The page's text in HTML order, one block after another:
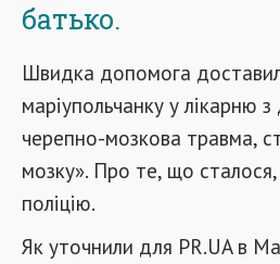
батько.
Швидка допомога
маріупольчанку у лікарню
черепно-мозкова травма,
мозку». Про те, що
поліцію.
Як уточнили для PR.UA в